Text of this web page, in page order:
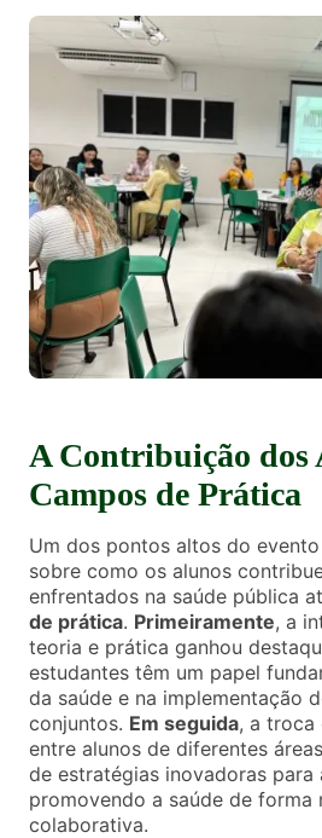
A Contribuição dos
Campos de Prática
Um dos pontos altos do
sobre como os alunos
enfrentados na saúde pública
de prática. Primeiramente, a
teoria e prática ganhou
estudantes têm um papel
da saúde e na implementação
conjuntos. Em seguida, a troca
entre alunos de diferentes
de estratégias inovadoras
promovendo a saúde de forma
colaborativa.